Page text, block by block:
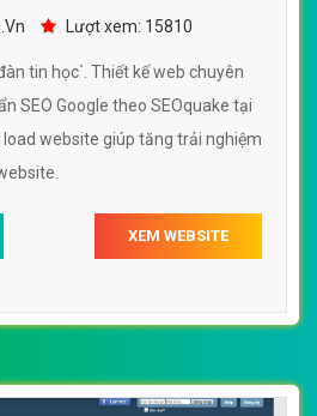
chuẩn SEOLượt xem: 15810
tin học`. Thiết kế web chuyên
SEO Google theo SEOquake tại
website giúp tăng trải nghiệm
XEM WEBSITE